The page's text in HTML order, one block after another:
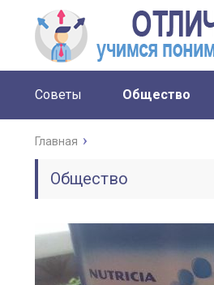
Советы Общество
Главная
Общество